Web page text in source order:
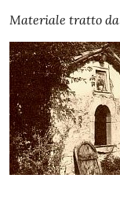
Materiale tratto